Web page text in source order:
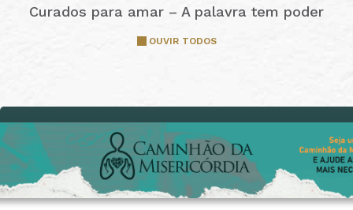
Curados para amar – A palavra tem poder
OUVIR TODOS